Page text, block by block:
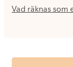
Vad räknas som